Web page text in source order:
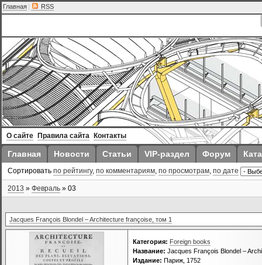
Главная | RSS
О сайте Правила сайта Контакты
Главная Новости Статьи VIP-раздел Форум
Сортировать по рейтингу, по комментариям, по просмотрам, по дате
2013 » Февраль » 03
Jacques François Blondel – Architecture françoise, том 1
Категория: Foreign books
Название: Jacques François Blondel –
Издание: Париж, 1752